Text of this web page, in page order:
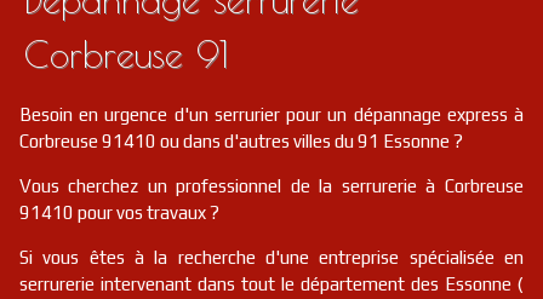
Corbreuse 91
Besoin en urgence d'un serrurier pour un dépannage express à
Corbreuse 91410 ou dans d'autres villes du 91 Essonne ?
Vous cherchez un professionnel de la serrurerie à Corbreuse
91410 pour vos travaux ?
Si vous êtes à la recherche d'une entreprise spécialisée en
serrurerie intervenant dans tout le département des Essonne (